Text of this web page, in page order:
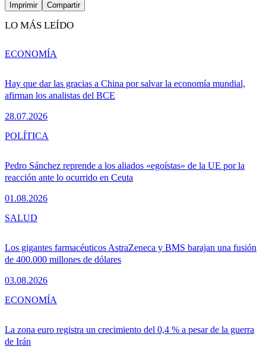
Imprimir Compartir
LO MÁS LEÍDO
Hay que dar las gracias a China por salvar la economía mundial,
afirman los analistas del BCE
28.07.2026
ECONOMÍA
Pedro Sánchez reprende a los aliados «egoístas» de la UE por la
reacción ante lo ocurrido en Ceuta
01.08.2026
POLÍTICA
Los gigantes farmacéuticos AstraZeneca y BMS barajan una fusión
de 400.000 millones de dólares
03.08.2026
SALUD
La zona euro registra un crecimiento del 0,4 % a pesar de la guerra
de Irán
ECONOMÍA